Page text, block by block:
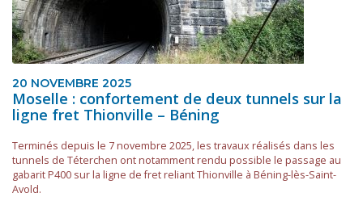
20 NOVEMBRE 2025
Moselle : confortement de deux tunnels sur la
ligne fret Thionville – Béning
Terminés depuis le 7 novembre 2025, les travaux réalisés dans les
tunnels de Téterchen ont notamment rendu possible le passage au
gabarit P400 sur la ligne de fret reliant Thionville à Béning-lès-Saint-
Avold.